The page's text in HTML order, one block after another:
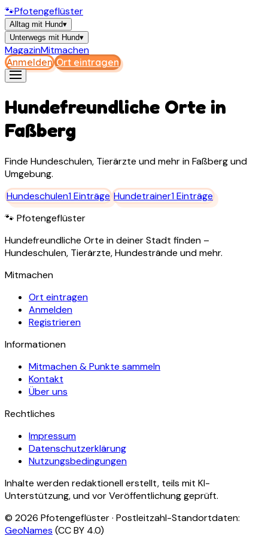
🐾Pfotengeflüster
Alltag mit Hund▾
Unterwegs mit Hund▾
MagazinMitmachen
Anmelden Ort eintragen
Hundefreundliche Orte in
Faßberg
Finde Hundeschulen, Tierärzte und mehr inFaßbergund
Umgebung.
Hundeschulen1Einträge Hundetrainer1Einträge
🐾 Pfotengeflüster
Hundefreundliche Orte in deiner Stadt finden –
Hundeschulen, Tierärzte, Hundestrände und mehr.
Mitmachen
Ort eintragen
Anmelden
Registrieren
Informationen
Mitmachen & Punkte sammeln
Kontakt
Über uns
Rechtliches
Impressum
Datenschutzerklärung
Nutzungsbedingungen
Inhalte werden redaktionell erstellt, teils mit KI-
Unterstützung, und vor Veröffentlichung geprüft.
© 2026 Pfotengeflüster · Postleitzahl-Standortdaten:
GeoNames (CC BY 4.0)